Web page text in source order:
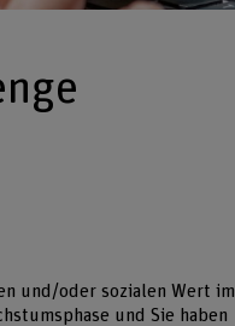
und/oder sozialen Wert im
und Sie haben